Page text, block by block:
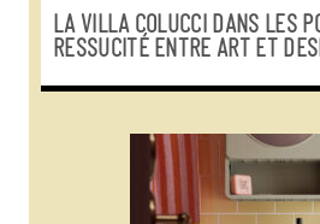
LA VILLA COLUCCI DANS LES
RESSUCITÉ ENTRE ART ET